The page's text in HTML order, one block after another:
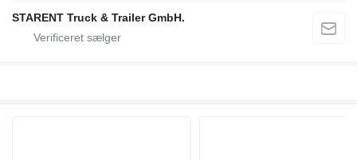
STARENT Truck & Trailer GmbH.